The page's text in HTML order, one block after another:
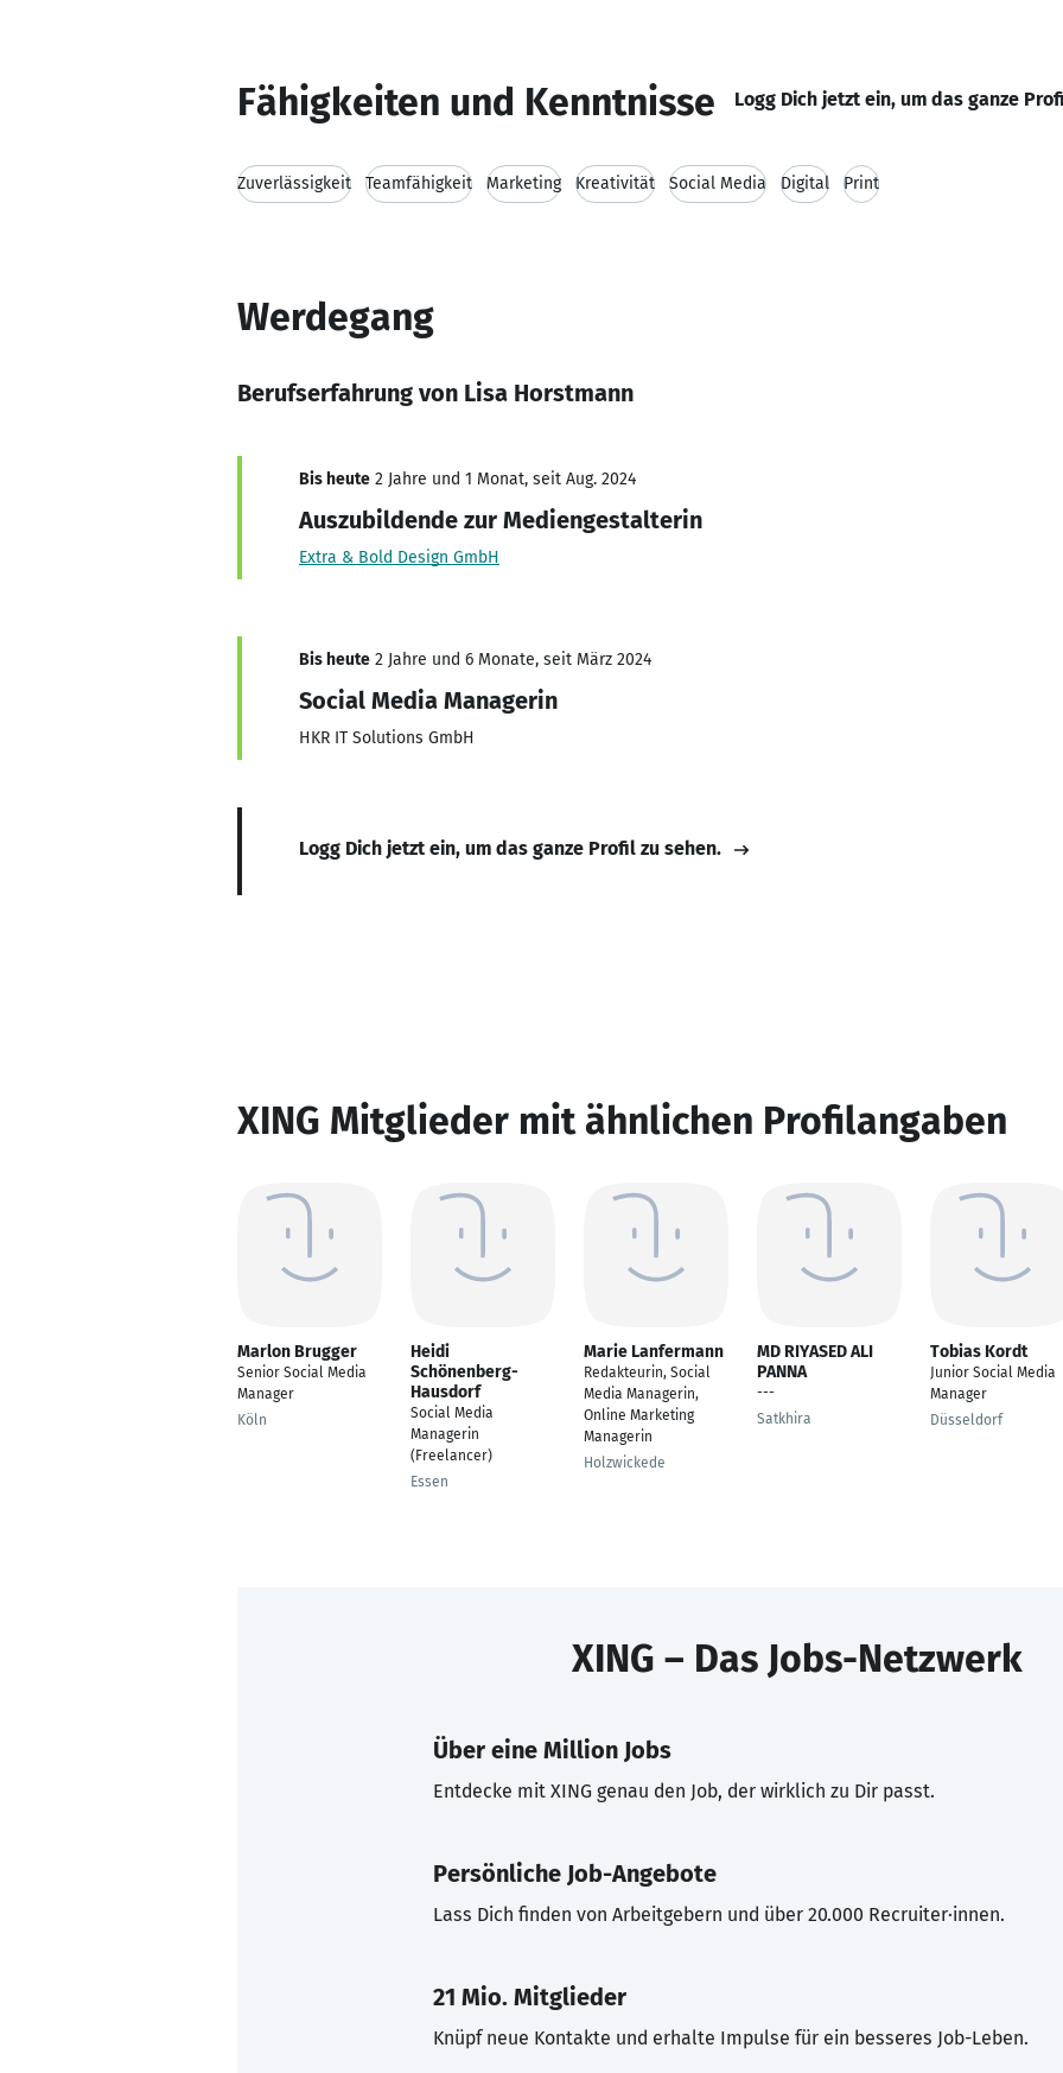
Fähigkeiten und Kenntnisse Logg Dich jetzt ein, um das ganze
Zuverlässigkeit Teamfähigkeit Marketing Kreativität Social Media Digital Print
Werdegang
Berufserfahrung von Lisa Horstmann
Bis heute 2 Jahre und 1 Monat, seit Aug. 2024
Auszubildende zur Mediengestalterin
Extra & Bold Design GmbH
Bis heute 2 Jahre und 6 Monate, seit März 2024
Social Media Managerin
HKR IT Solutions GmbH
Logg Dich jetzt ein, um das ganze Profil zu sehen.
XING Mitglieder mit ähnlichen Profilangaben
Marlon Brugger
Senior Social Media
Manager
Köln
Heidi
Schönenberg-
Hausdorf
Social Media
Managerin
(Freelancer)
Essen
Marie Lanfermann
Redakteurin, Social
Media Managerin,
Online Marketing
Managerin
Holzwickede
MD RIYASED ALI
PANNA
---
Satkhira
Tobias Kordt
Junior Social Media
Manager
Düsseldorf
XING – Das Jobs-Netzwerk
Über eine Million Jobs
Entdecke mit XING genau den Job, der wirklich zu Dir passt.
Persönliche Job-Angebote
Lass Dich finden von Arbeitgebern und über 20.000 Recruiter·innen.
21 Mio. Mitglieder
Knüpf neue Kontakte und erhalte Impulse für ein besseres Job-Leben.